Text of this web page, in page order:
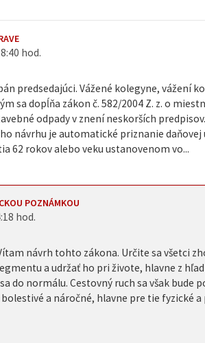
hod.
predsedajúci. Vážené kolegyne, vážení
sa dopĺňa zákon č. 582/2004 Z. z. o
odpady v znení neskorších predpisov.
návrhu je automatické priznanie
62 rokov alebo veku ustanovenom vo...
POZNÁMKOU
hod.
návrh tohto zákona. Určite sa všetci
a udržať ho pri živote, hlavne z
do normálu. Cestovný ruch sa však bude
a náročné, hlavne pre tie fyzické